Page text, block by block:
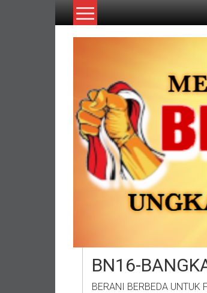
Lompat
BN16-
BERANI BERBEDA UNTUK